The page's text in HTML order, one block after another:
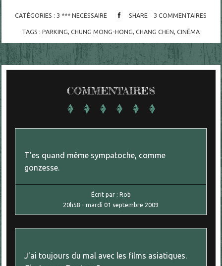
CATÉGORIES : 3 *** NECESSAIRE SHARE 3 COMMENTAIRES
TAGS :PARKING ,CHUNG MONG-HONG ,CHANG CHEN ,CINÉMA
COMMENTAIRES
T'es quand même sympatoche, comme
gonzesse.
Écrit par : Rob
20h58 -mardi 01 septembre 2009
J'ai toujours du mal avec les films asiatiques.